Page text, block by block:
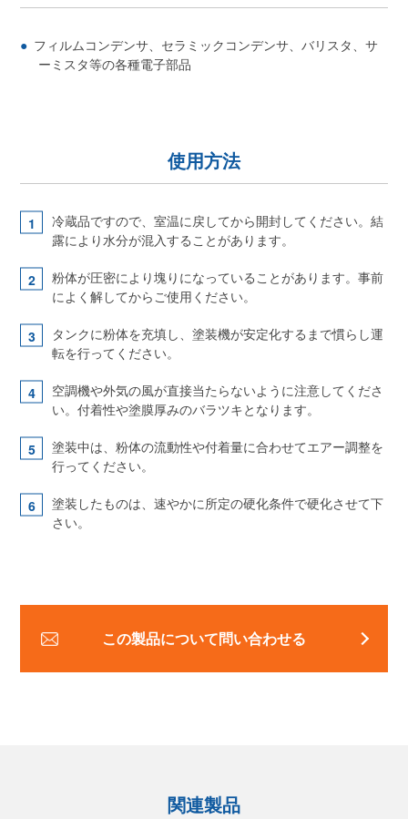
フィルムコンデンサ、セラミックコンデンサ、バリスタ、サ
ーミスタ等の各種電子部品
使用方法
冷蔵品ですので、室温に戻してから開封してください。結
露により水分が混入することがあります。
粉体が圧密により塊りになっていることがあります。事前
によく解してからご使用ください。
タンクに粉体を充填し、塗装機が安定化するまで慣らし運
転を行ってください。
空調機や外気の風が直接当たらないように注意してくださ
い。付着性や塗膜厚みのバラツキとなります。
塗装中は、粉体の流動性や付着量に合わせてエアー調整を
行ってください。
塗装したものは、速やかに所定の硬化条件で硬化させて下
さい。
この製品について問い合わせる
関連製品